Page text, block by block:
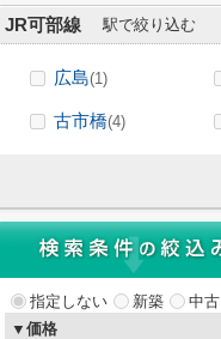
JR可部線 駅で絞り込む
広島(1)
古市橋(4)
指定しない 新築
中古
▼価格